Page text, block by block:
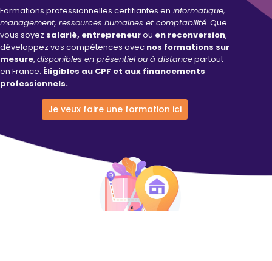
Formations professionnelles certifiantes en informatique,
management, ressources humaines et comptabilité. Que
vous soyez salarié, entrepreneurou en reconversion,
développez vos compétences avec nos formations sur
mesure, disponibles en présentiel ou à distancepartout
en France. Éligibles au CPF et aux financements
professionnels.
Je veux faire une formation ici